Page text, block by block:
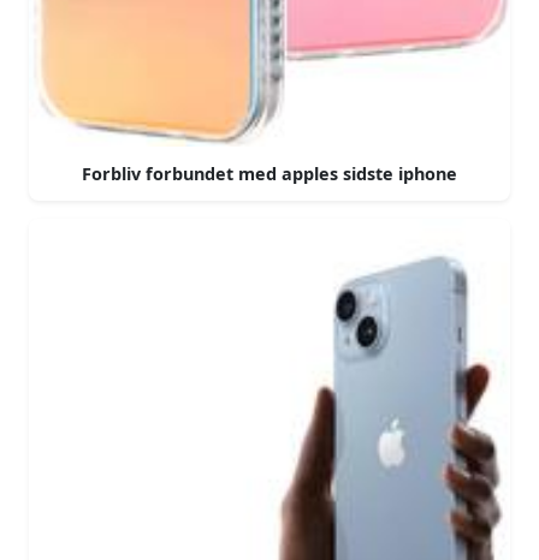
Forbliv forbundet med apples sidste iphone